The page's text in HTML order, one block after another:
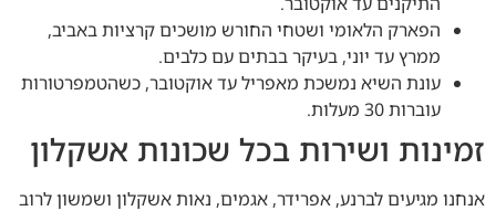
הפארק הלאומי ושטחי החורש מושכים קרציות באביב,
ממרץ עד יוני, בעיקר בבתים עם כלבים.
עונת השיא נמשכת מאפריל עד אוקטובר, כשהטמפרטורות
עוברות 30 מעלות.
זמינות ושירות בכל שכונות אשקלון
אנחנו מגיעים לברנע, אפרידר, אגמים, נאות אשקלון ושמשון לרוב